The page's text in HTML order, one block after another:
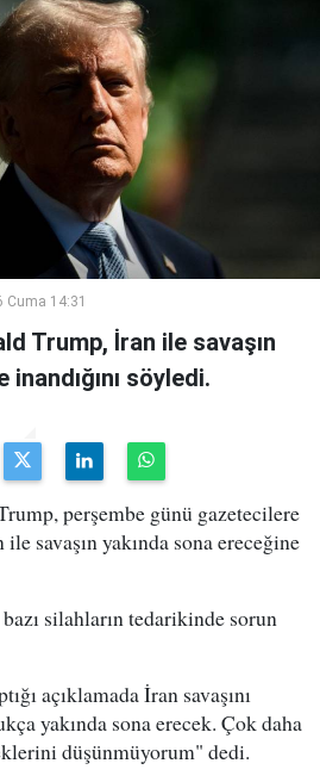
Cuma 14:31
Trump, İran ile savaşın
söyledi.
perşembe günü gazetecilere
ile savaşın yakında sona ereceğine
silahların tedarikinde sorun
açıklamada İran savaşını
yakında sona erecek. Çok daha
düşünmüyorum" dedi.